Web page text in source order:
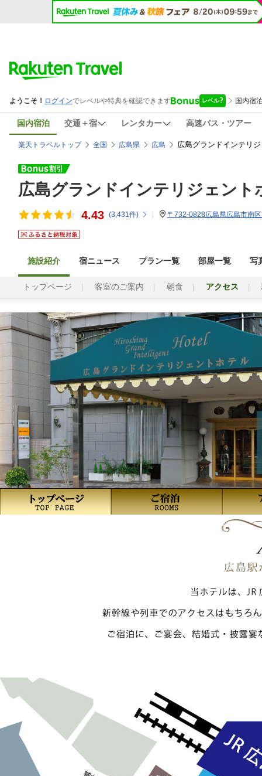
国内宿泊 交通＋宿 レンタカー 高速バス・ツアー
楽天トラベルトップ 全国 広島県 広島 広島グランドインテリ
広島グランドインテリジェント
4.43 (3,431件) 〒732-0828広島県広島市南
施設紹介 宿ニュース プラン一覧 部屋一覧 写
トップページ 客室のご案内 朝食 アクセス